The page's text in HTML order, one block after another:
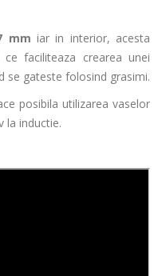
mm iar in interior, acesta
ce faciliteaza crearea unei
se gateste folosind grasimi.
posibila utilizarea vaselor
la inductie.